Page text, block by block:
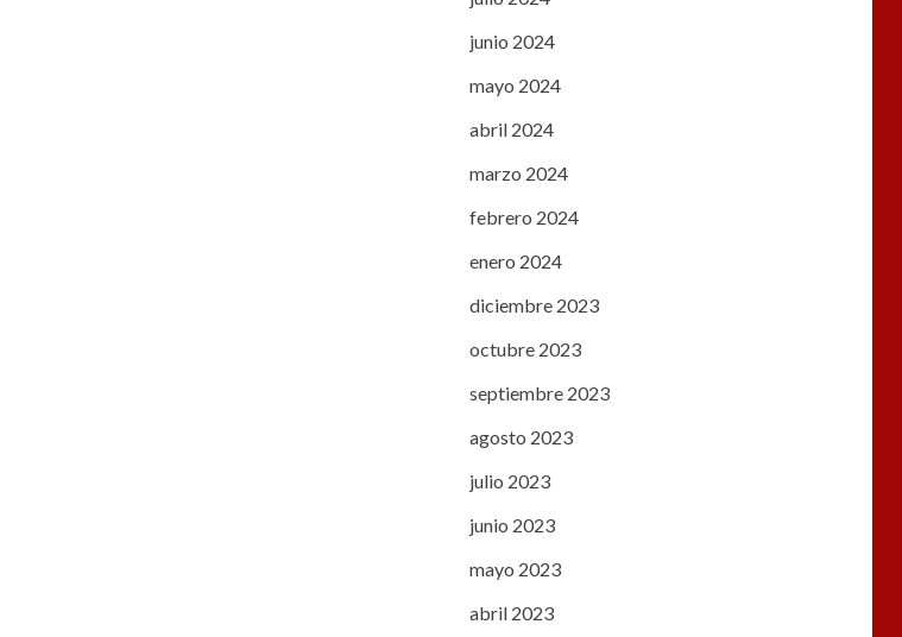
junio 2024
mayo 2024
abril 2024
marzo 2024
febrero 2024
enero 2024
diciembre 2023
octubre 2023
septiembre 2023
agosto 2023
julio 2023
junio 2023
mayo 2023
abril 2023